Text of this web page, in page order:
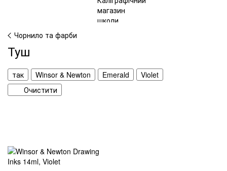
Чорнило та фарби
Туш
так Winsor & Newton Emerald
Violet
Очистити